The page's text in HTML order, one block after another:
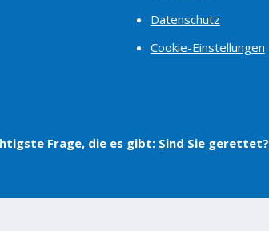
Datenschutz
Cookie-Einstellungen
Frage, die es gibt: Sind Sie gerettet?